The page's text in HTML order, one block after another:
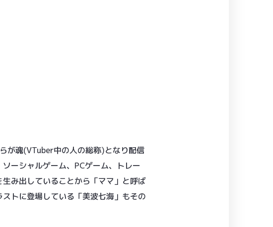
が魂(VTuber中の人の総称)となり配信
ーシャルゲーム、PCゲーム、トレー
み出していることから「ママ」と呼ば
トに登場している「美波七海」もその